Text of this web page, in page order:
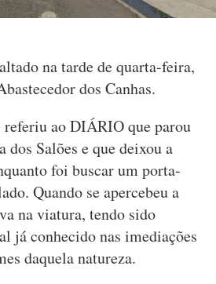
na tarde de quarta-feira,
dos Canhas.
referiu ao DIÁRIO que parou
dos Salões e que deixou a
foi buscar um porta-
Quando se apercebeu a
na viatura, tendo sido
já conhecido nas imediações
daquela natureza.